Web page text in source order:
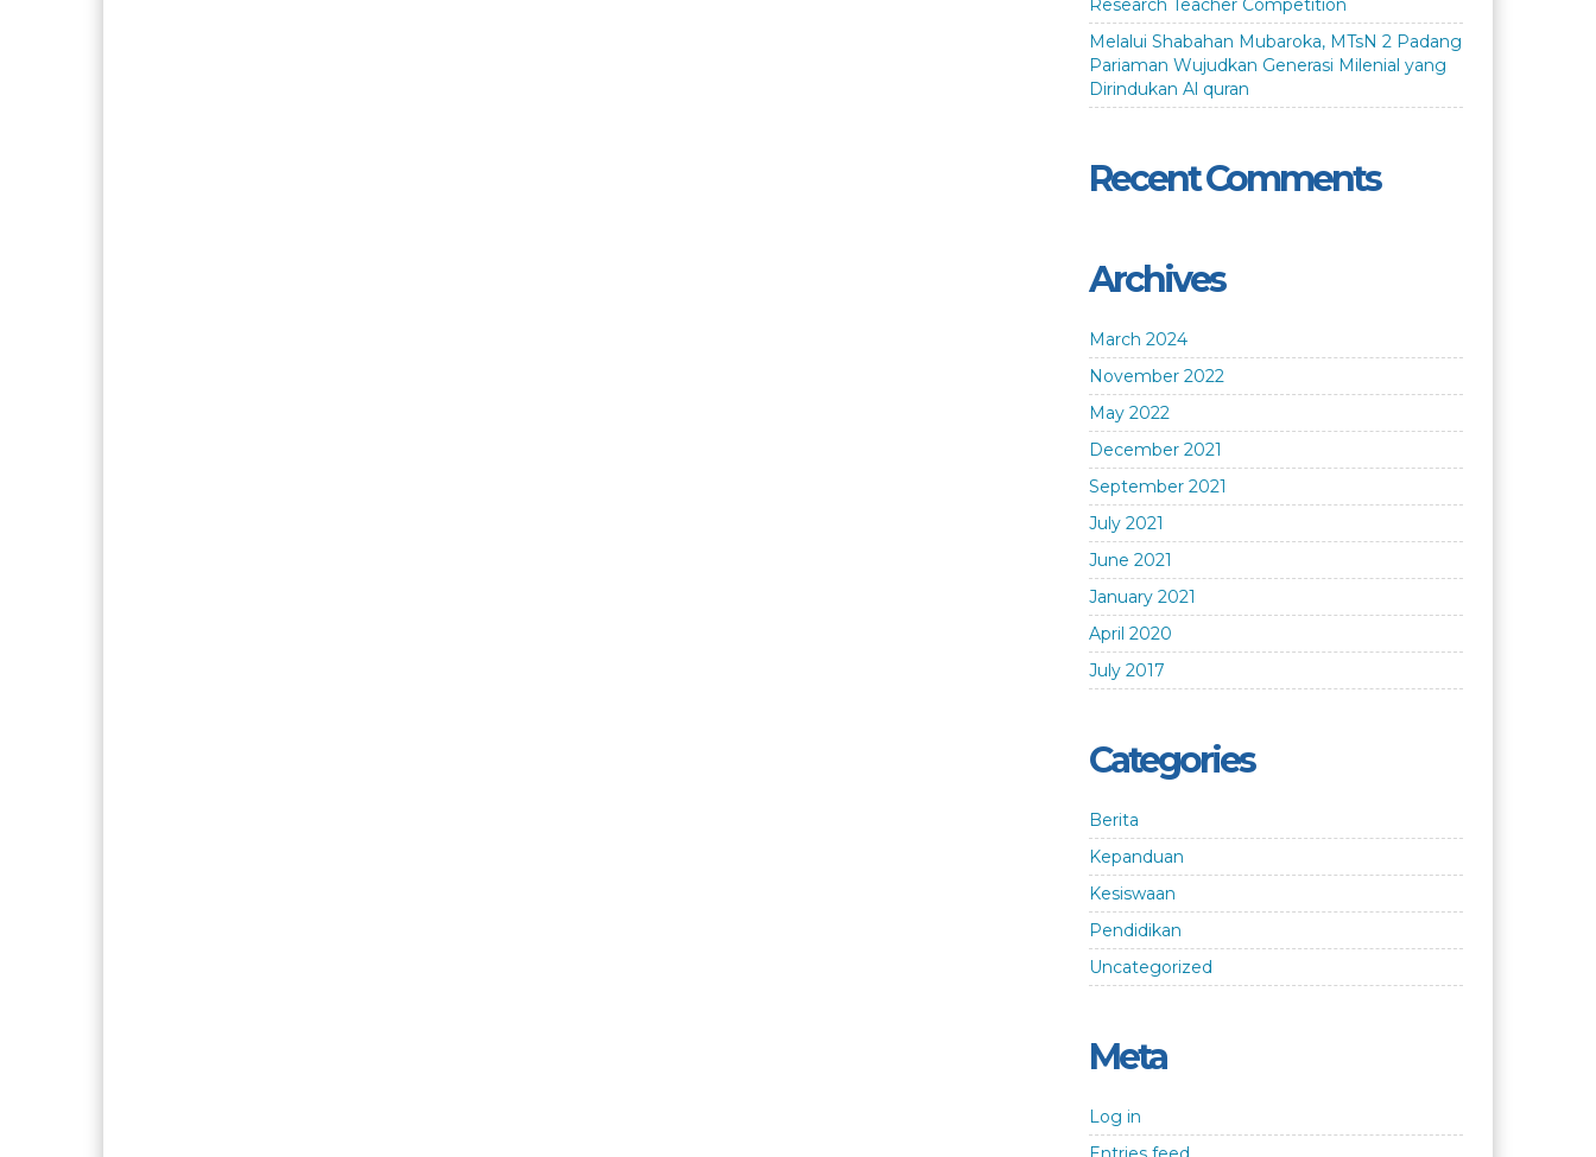
Research Teacher Competition
Melalui Shabahan Mubaroka, MTsN 2 Padang
Pariaman Wujudkan Generasi Milenial yang
Dirindukan Al quran
Recent Comments
Archives
March 2024
November 2022
May 2022
December 2021
September 2021
July 2021
June 2021
January 2021
April 2020
July 2017
Categories
Berita
Kepanduan
Kesiswaan
Pendidikan
Uncategorized
Meta
Log in